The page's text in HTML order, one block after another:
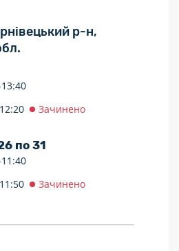
р-н,
13:40
12:20 Зачинено
по 31
11:40
11:50 Зачинено